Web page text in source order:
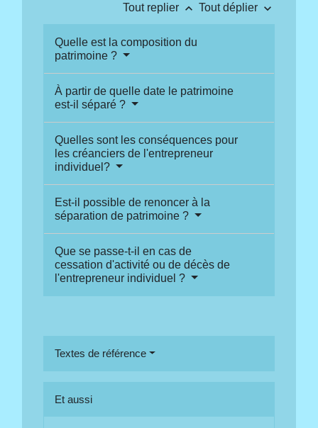
Tout replier keyboard_arrow_up Tout déplier keyboard_arrow_down
Quelle est la composition du
patrimoine ?
À partir de quelle date le patrimoine
est-il séparé ?
Quelles sont les conséquences pour
les créanciers de l'entrepreneur
individuel?
Est-il possible de renoncer à la
séparation de patrimoine ?
Que se passe-t-il en cas de
cessation d'activité ou de décès de
l'entrepreneur individuel ?
Textes de référence
Et aussi